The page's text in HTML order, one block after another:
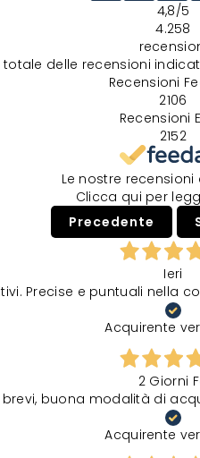
4,8/5
4.258
totale delle recensioni
Recensioni
2106
Recensioni
2152
Le nostre recensioni
Clicca qui per
Precedente
Ieri
Precise e puntuali nella
Acquirente
2 Giorni
buona modalità di
Acquirente